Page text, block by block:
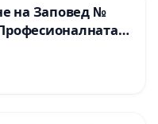
на Заповед №
в
по икономика и